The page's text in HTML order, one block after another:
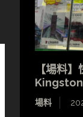
【場料
Kingston
場料